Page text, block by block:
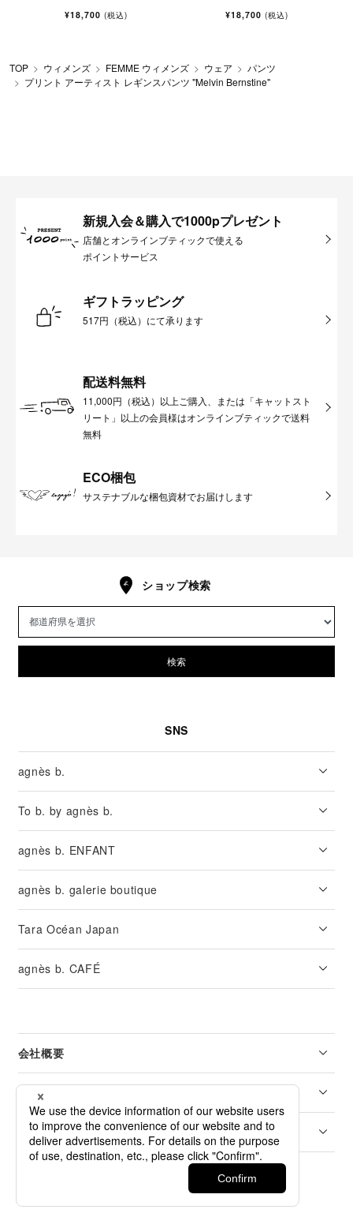
¥18,700 (税込) ¥18,700 (税込)
TOP ウィメンズ FEMME ウィメンズ ウェア
パンツ
プリント アーティスト レギンスパンツ "Melvin Bernstine"
新規入会＆購入で1000pプレゼント
店舗とオンラインブティックで使える
ポイントサービス
ギフトラッピング
517円（税込）にて承ります
配送料無料
11,000円（税込）以上ご購入、または「キャットスト
リート」以上の会員様はオンラインブティックで送料
無料
ECO梱包
サステナブルな梱包資材でお届けします
ショップ検索
検索
SNS
agnès b.
To b. by agnès b.
agnès b. ENFANT
agnès b. galerie boutique
Tara Océan Japan
agnès b. CAFÉ
会社概要
リーガル
カスタマーサービス